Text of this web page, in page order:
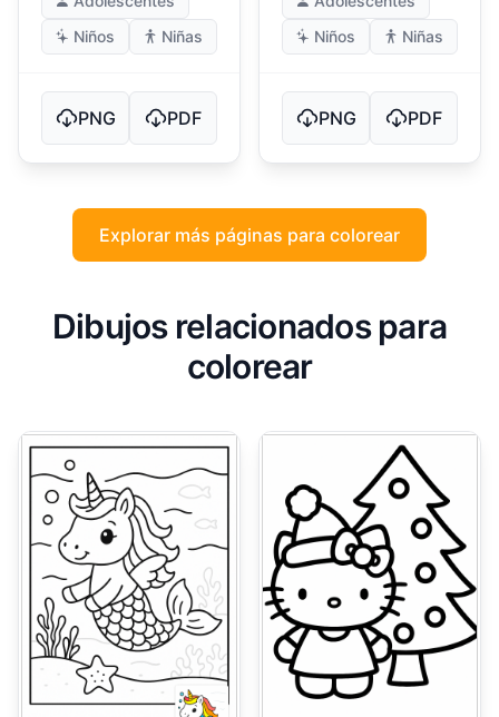
Niños
Niñas
PNG PDF
Niños
Niñas
PNG PDF
Explorar más páginas para colorear
Dibujos relacionados para
colorear